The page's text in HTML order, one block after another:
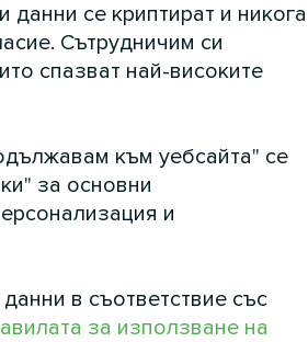
Вила
данни се криптират и никога
Сътрудничим си
спазват най-високите
към уебсайта" се
за основни
и
в съответствие със
за използване на